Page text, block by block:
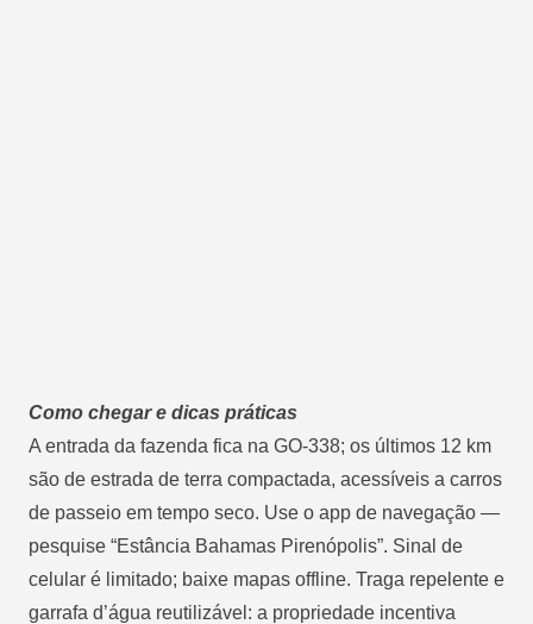
Como chegar e dicas práticas
A entrada da fazenda fica na GO-338; os últimos 12 km
são de estrada de terra compactada, acessíveis a carros
de passeio em tempo seco. Use o app de navegação ―
pesquise “Estância Bahamas Pirenópolis”. Sinal de
celular é limitado; baixe mapas offline. Traga repelente e
garrafa d’água reutilizável: a propriedade incentiva